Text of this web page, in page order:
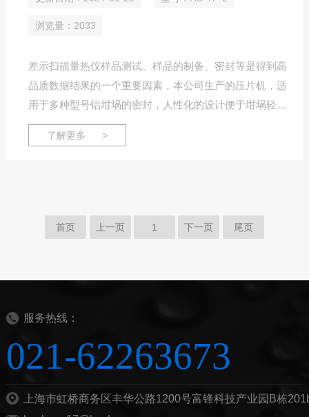
浏览量：2033
差示扫描量热仪样品测试、样品的制备、密封等是得到高
品质数据结果的一个重要因素，本公司生产的压片机，适
用于多种型号铝坩埚的密封，人性化的设计便于坩埚轻松
放入和取出，同时还可以根据客户的需求，适配于进口仪
器配套使用，压制液体、固体铝坩埚，通过压片机把手，
了解更多 >
首页 上一页 1 下一页 尾页
服务热线：
021-62263673
上海市虹桥商务区丰华公路1200号富锋科技产业园B栋